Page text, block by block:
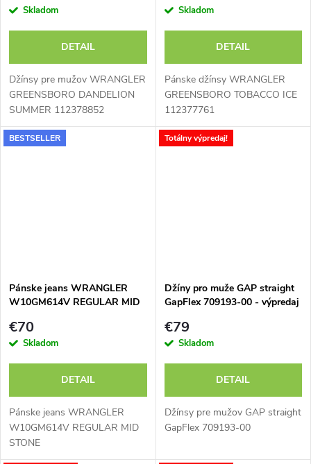
Skladom
DETAIL
Džínsy pre mužov WRANGLER
GREENSBORO DANDELION
SUMMER 112378852
Skladom
DETAIL
Pánske džínsy WRANGLER
GREENSBORO TOBACCO ICE
112377761
BESTSELLER
Pánske jeans WRANGLER
W10GM614V REGULAR MID
€70
Skladom
DETAIL
Pánske jeans WRANGLER
W10GM614V REGULAR MID
STONE
Totálny výpredaj!
Džíny pro muže GAP straight
GapFlex 709193-00 - výpredaj
€79
Skladom
DETAIL
Džínsy pre mužov GAP straight
GapFlex 709193-00